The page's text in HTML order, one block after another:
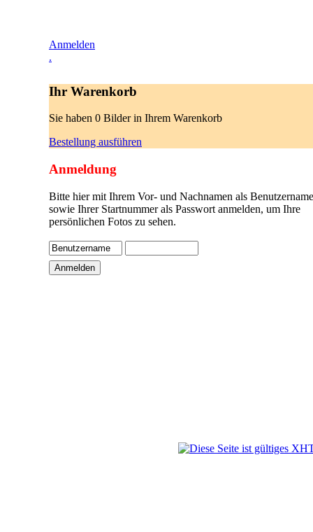
Anmelden
.
Ihr Warenkorb
Sie haben 0 Bilder in Ihrem Warenkorb
Bestellung ausführen
Anmeldung
Bitte hier mit Ihrem Vor- und Nachnamen als
sowie Ihrer Startnummer als Passwort anmelden, um Ihre
persönlichen Fotos zu sehen.